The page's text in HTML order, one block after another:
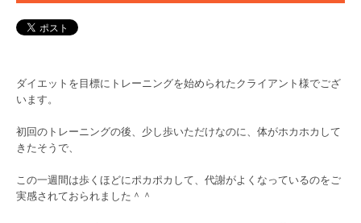
ダイエットを目標にトレーニングを始められたクライアント様でござ
います。
初回のトレーニングの後、少し歩いただけなのに、体がホカホカして
きたそうで、
この一週間は歩くほどにポカポカして、代謝がよくなっているのをご
実感されておられました＾＾